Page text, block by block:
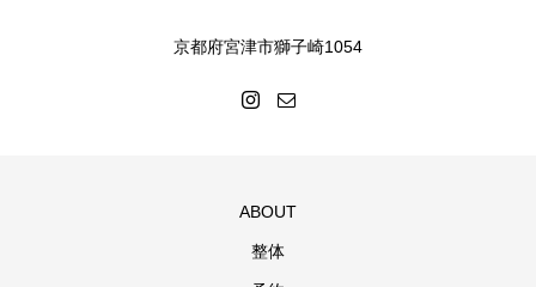
京都府宮津市獅子崎1054
ABOUT
整体